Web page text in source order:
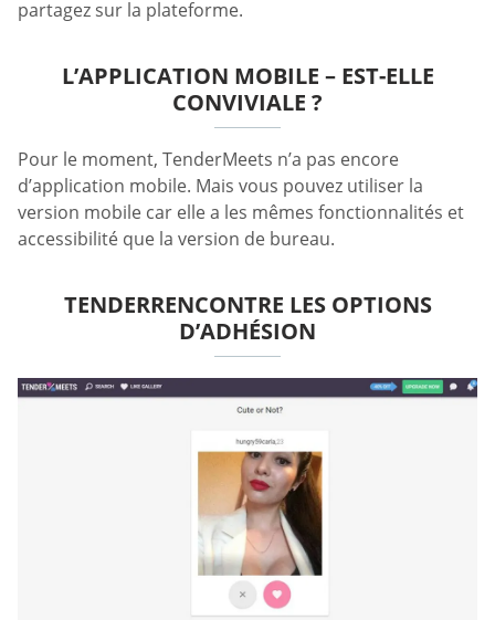
partagez sur la plateforme.
L’APPLICATION MOBILE – EST-ELLE
CONVIVIALE ?
Pour le moment, TenderMeets n’a pas encore
d’application mobile. Mais vous pouvez utiliser la
version mobile car elle a les mêmes fonctionnalités et
accessibilité que la version de bureau.
TENDERRENCONTRE LES OPTIONS
D’ADHÉSION